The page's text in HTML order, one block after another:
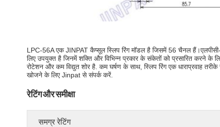
LPC-56A एक JINPAT कैप्सूल स्लिप रिंग मॉडल है जिसमें 56 चैनल
लिए उपयुक्त है जिनमें शक्ति और विभिन्न प्रकार के संकेतों को प्रसारित करने के
रोटेशन और कम विद्युत शोर है. कम घर्षण के साथ, स्लिप रिंग एक धाराप्रवाह
खोजने के लिए Jinpat से संपर्क करें.
रेटिंग और समीक्षा
समग्र रेटिंग